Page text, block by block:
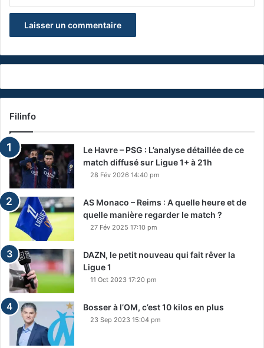
Filinfo
Le Havre – PSG : L’analyse détaillée de ce
match diffusé sur Ligue 1+ à 21h
28 Fév 2026 14:40 pm
AS Monaco – Reims : A quelle heure et de
quelle manière regarder le match ?
27 Fév 2025 17:10 pm
DAZN, le petit nouveau qui fait rêver la
Ligue 1
11 Oct 2023 17:20 pm
Bosser à l’OM, c’est 10 kilos en plus
23 Sep 2023 15:04 pm